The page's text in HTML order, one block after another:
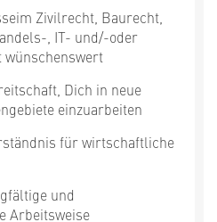
im Zivilrecht, Baurecht,
, IT- und/-oder
wünschenswert
Dich in neue
einzuarbeiten
für wirtschaftliche
und
Arbeitsweise